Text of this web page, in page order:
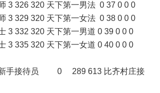
3 326 320 天下第一男法 0 37 0 0 0
3 329 320 天下第一女法 0 38 0 0 0
3 332 320 天下第一男道 0 39 0 0 0
3 335 320 天下第一女道 0 40 0 0 0
/新手接待员 0 289 613 比齐村庄接